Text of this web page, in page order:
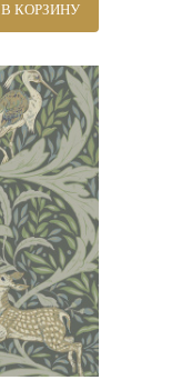
В КОРЗИНУ